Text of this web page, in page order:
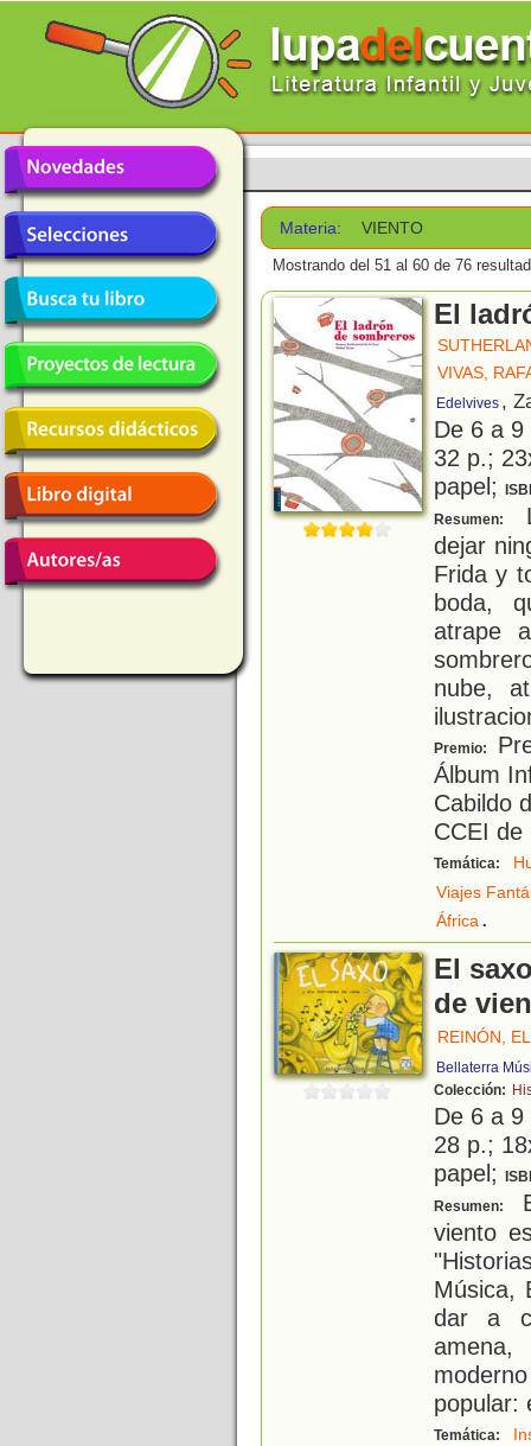
Materia: VIENTO
Mostrando del 51 al 60 de 76
El
VIVAS,
Edelvives ,
De 6 a
32 p.;
papel;
Resumen:
dejar
Frida y
boda,
atrape
nube,
Premio:
Álbum
Cabildo
CCEI de
Temática:
Viajes
África.
El
de
REINÓN,
Bellaterra
Colección:
De 6 a
28 p.;
papel;
Resumen:
viento
Música,
dar a
popular:
Temática: